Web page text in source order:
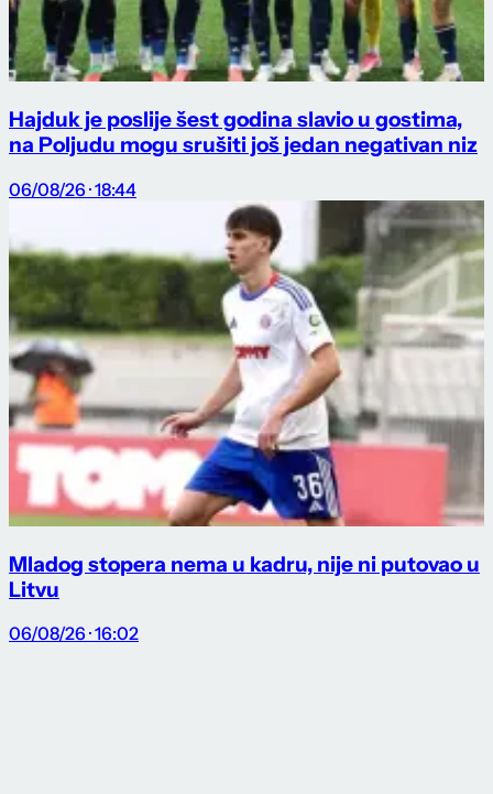
Hajduk je poslije šest godina slavio u gostima,
na Poljudu mogu srušiti još jedan negativan niz
06/08/26 · 18:44
Mladog stopera nema u kadru, nije ni putovao u
Litvu
06/08/26 · 16:02